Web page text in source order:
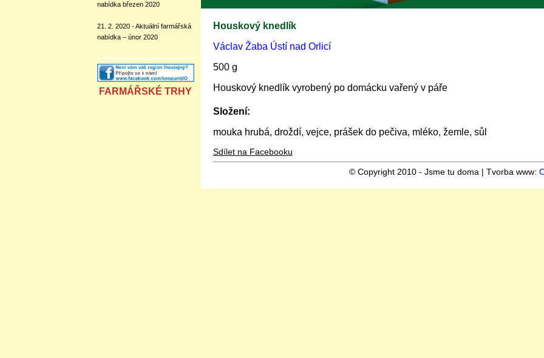
nabídka březen 2020
21. 2. 2020 - Aktuální farmářská
nabídka – únor 2020
FARMÁŘSKÉ TRHY
Houskový knedlík
Václav Žaba Ústí nad Orlicí
500 g
Houskový knedlík vyrobený po domácku vařený v páře
Složení:
mouka hrubá, droždí, vejce, prášek do pečiva, mléko, žemle, sůl
Sdílet na Facebooku
© Copyright 2010 - Jsme tu doma | Tvorba www: